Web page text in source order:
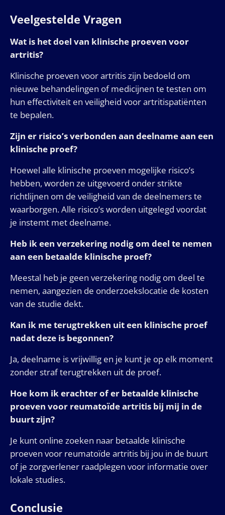
Veelgestelde Vragen
Wat is het doel van klinische proeven voor
artritis?
Klinische proeven voor artritis zijn bedoeld om
nieuwe behandelingen of medicijnen te testen om
hun effectiviteit en veiligheid voor artritispatiënten
te bepalen.
Zijn er risico’s verbonden aan deelname aan een
klinische proef?
Hoewel alle klinische proeven mogelijke risico’s
hebben, worden ze uitgevoerd onder strikte
richtlijnen om de veiligheid van de deelnemers te
waarborgen. Alle risico’s worden uitgelegd voordat
je instemt met deelname.
Heb ik een verzekering nodig om deel te nemen
aan een betaalde klinische proef?
Meestal heb je geen verzekering nodig om deel te
nemen, aangezien de onderzoekslocatie de kosten
van de studie dekt.
Kan ik me terugtrekken uit een klinische proef
nadat deze is begonnen?
Ja, deelname is vrijwillig en je kunt je op elk moment
zonder straf terugtrekken uit de proef.
Hoe kom ik erachter of er betaalde klinische
proeven voor reumatoïde artritis bij mij in de
buurt zijn?
Je kunt online zoeken naar betaalde klinische
proeven voor reumatoïde artritis bij jou in de buurt
of je zorgverlener raadplegen voor informatie over
lokale studies.
Conclusie